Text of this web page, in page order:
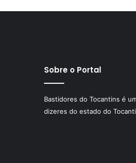
Sobre o Portal
Bastidores do Tocantins é
dizeres do estado do